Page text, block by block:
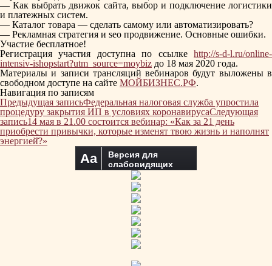
— Как выбрать движок сайта, выбор и подключение логистики
и платежных систем.
— Каталог товара — сделать самому или автоматизировать?
— Рекламная стратегия и seo продвижение. Основные ошибки.
Участие бесплатное!
Регистрация участия доступна по ссылке http://s-d-l.ru/online-
intensiv-ishopstart?utm_source=moybiz до 18 мая 2020 года.
Материалы и записи трансляций вебинаров будут выложены в
свободном доступе на сайте МОЙБИЗНЕС.РФ.
Навигация по записям
Предыдущая записьФедеральная налоговая служба упростила
процедуру закрытия ИП в условиях коронавирусаСледующая
запись14 мая в 21.00 состоится вебинар: «Как за 21 день
приобрести привычки, которые изменят твою жизнь и наполнят
энергией̆?»
Aa
Версия для
слабовидящих